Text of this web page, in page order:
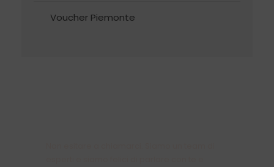
Voucher Piemonte